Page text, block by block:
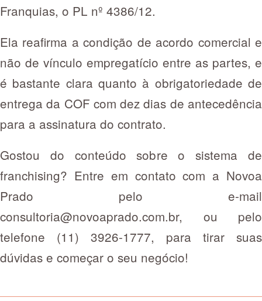
Franquias, o PL nº 4386/12.
Ela reafirma a condição de acordo comercial e
não de vínculo empregatício entre as partes, e
é bastante clara quanto à obrigatoriedade de
entrega da COF com dez dias de antecedência
para a assinatura do contrato.
Gostou do conteúdo sobre o sistema de
franchising? Entre em contato com a Novoa
Prado pelo e-mail
consultoria@novoaprado.com.br, ou pelo
telefone (11) 3926-1777, para tirar suas
dúvidas e começar o seu negócio!